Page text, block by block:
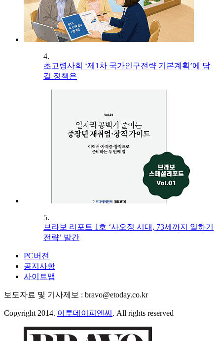
4.
초고령사회 ‘제1차 국가인구전략 기본계획’에 담
길 정책은
5.
브라보 리포트 1호 ‘사오정 시대, 73세까지 일하기
전략’ 발간
PC버전
공지사항
사이트맵
보도자료 및 기사제보 : bravo@etoday.co.kr
Copyright 2014. 이투데이피엔씨 . All rights reserved